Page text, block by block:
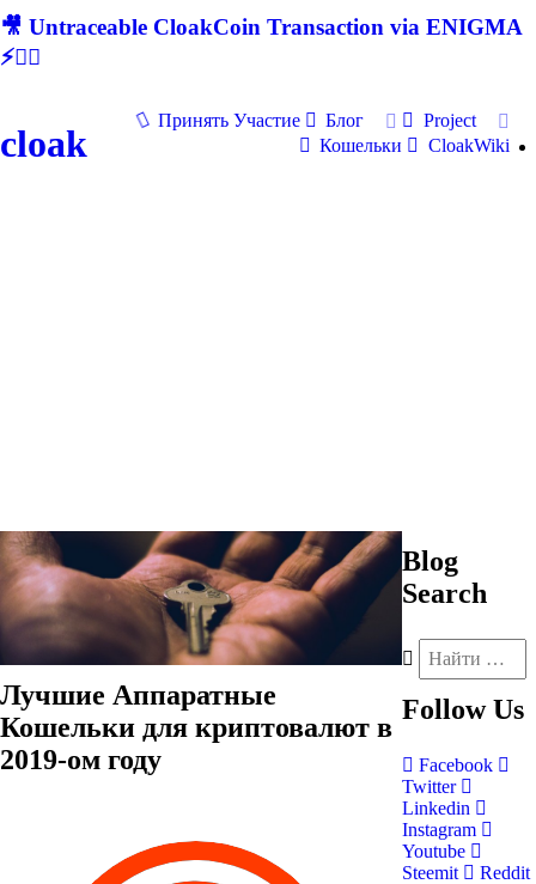
🎥 Untraceable CloakCoin Transaction via ENIGMA
⚡🕵‍♂
cloak
Принять Участие Блог
Project
Кошельки
CloakWiki
Лучшие Аппаратные
Кошельки для криптовалют в
2019-ом году
Blog
Search
Follow Us
Facebook
Twitter
Linkedin
Instagram
Youtube
Steemit
Reddit